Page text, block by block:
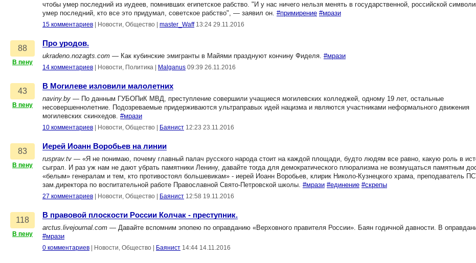
чтобы умер последний из иудеев, помнивших египетское рабство. "И у нас ничего нельзя менять в государственной, российской
умер последний, кто все это придумал, советское рабство", — заявил он. #примирение #мрази
15 комментариев Новости, Общество master_Waff 13:24 29.11.2016
88
В пену
Про уродов.
ukradeno.nozagts.com — Как кубинские эмигранты в Майями празднуют кончину Фиделя. #мрази
14 комментариев Новости, Политика Malganus 09:39 26.11.2016
43
В пену
В Могилеве изловили малолетних
naviny.by — По данным ГУБОПиК МВД, преступление совершили учащиеся могилевских колледжей, одному 19 лет, остальные
несовершеннолетние. Подозреваемые придерживаются ультраправых идей нацизма и являются участниками неформального движения
могилевских скинхедов. #мрази
10 комментариев Новости, Общество Баянист 12:23 23.11.2016
83
В пену
Иерей Иоанн Воробьев на линии
rusprav.tv — «Я не понимаю, почему главный палач русского народа стоит на каждой площади, будто людям все равно, какую роль в
сыграл. И раз уж нам не дают убрать памятники Ленину, давайте тогда для демократического плюрализма не возмущаться памятным
«белым» генералам и тем, кто противостоял большевикам» - иерей Иоанн Воробьев, клирик Николо-Кузнецкого храма, преподаватель
зам.директора по воспитательной работе Православной Свято-Петровской школы. #мрази #единение #скрепы
27 комментариев Новости, Общество Баянист 12:58 19.11.2016
118
В пену
В правовой плоскости России Колчак - преступник.
arctus.livejournal.com — Давайте вспомним эпопею по оправданию «Верховного правителя России». Баян годичной давности. В
#мрази
0 комментариев Новости, Общество Баянист 14:44 14.11.2016